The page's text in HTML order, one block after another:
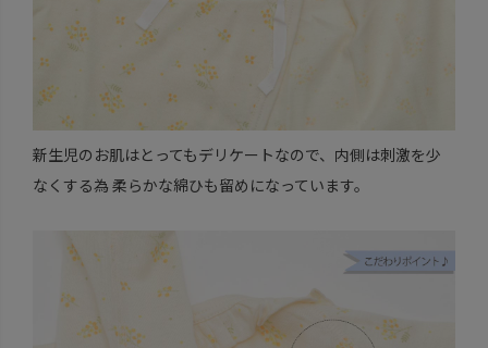
新生児のお肌はとってもデリケートなので、内側は刺激を少
なくする為 柔らかな綿ひも留めになっています。